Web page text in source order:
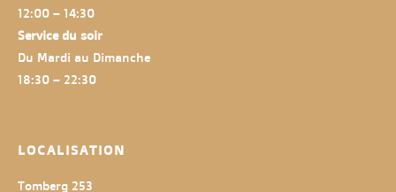
12:00 – 14:30
Service du soir
Du Mardi au Dimanche
18:30 – 22:30
LOCALISATION
Tomberg 253